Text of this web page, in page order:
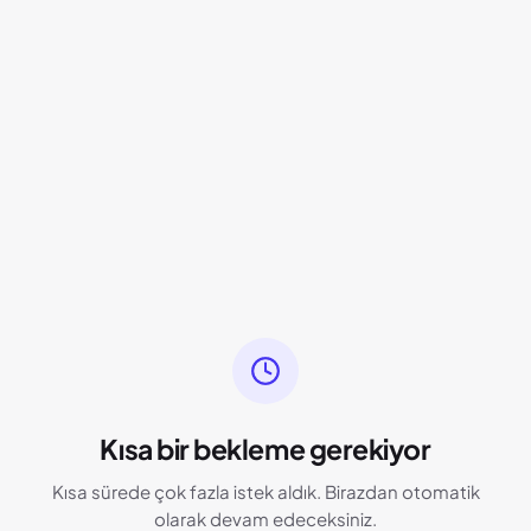
Kısa bir bekleme gerekiyor
Kısa sürede çok fazla istek aldık. Birazdan otomatik
olarak devam edeceksiniz.